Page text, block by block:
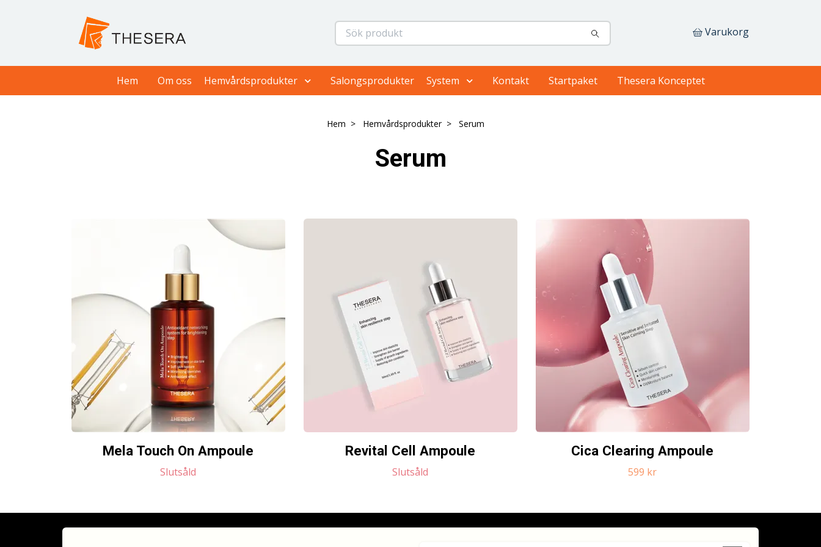
Varukorg
Hem Om oss Hemvårdsprodukter Salongsprodukter System Kontakt Startpaket Thesera Konceptet
Hem Hemvårdsprodukter Serum
Serum
Mela Touch On Ampoule
Slutsåld
Revital Cell Ampoule
Slutsåld
Cica Clearing Ampoule
599 kr